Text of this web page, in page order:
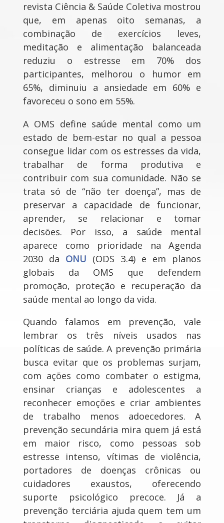
revista Ciência & Saúde Coletiva mostrou
que, em apenas oito semanas, a
combinação de exercícios leves,
meditação e alimentação balanceada
reduziu o estresse em 70% dos
participantes, melhorou o humor em
65%, diminuiu a ansiedade em 60% e
favoreceu o sono em 55%.
A OMS define saúde mental como um
estado de bem-estar no qual a pessoa
consegue lidar com os estresses da vida,
trabalhar de forma produtiva e
contribuir com sua comunidade. Não se
trata só de “não ter doença”, mas de
preservar a capacidade de funcionar,
aprender, se relacionar e tomar
decisões. Por isso, a saúde mental
aparece como prioridade na Agenda
2030 da ONU (ODS 3.4) e em planos
globais da OMS que defendem
promoção, proteção e recuperação da
saúde mental ao longo da vida.
Quando falamos em prevenção, vale
lembrar os três níveis usados nas
políticas de saúde. A prevenção primária
busca evitar que os problemas surjam,
com ações como combater o estigma,
ensinar crianças e adolescentes a
reconhecer emoções e criar ambientes
de trabalho menos adoecedores. A
prevenção secundária mira quem já está
em maior risco, como pessoas sob
estresse intenso, vítimas de violência,
portadores de doenças crônicas ou
cuidadores exaustos, oferecendo
suporte psicológico precoce. Já a
prevenção terciária ajuda quem tem um